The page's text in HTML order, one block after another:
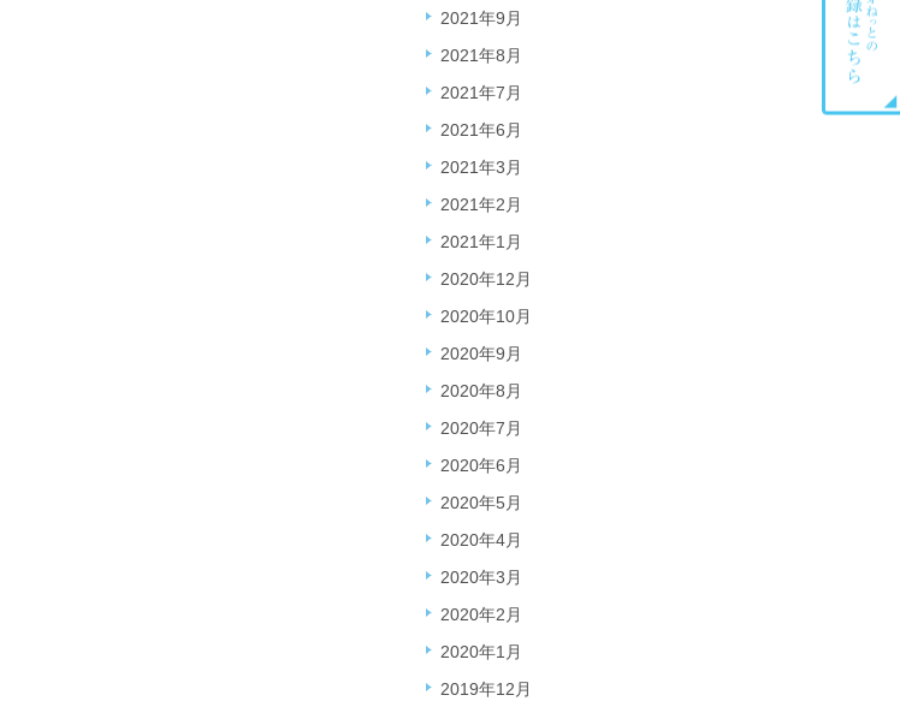
2021年9月
2021年8月
2021年7月
2021年6月
2021年3月
2021年2月
2021年1月
2020年12月
2020年10月
2020年9月
2020年8月
2020年7月
2020年6月
2020年5月
2020年4月
2020年3月
2020年2月
2020年1月
2019年12月